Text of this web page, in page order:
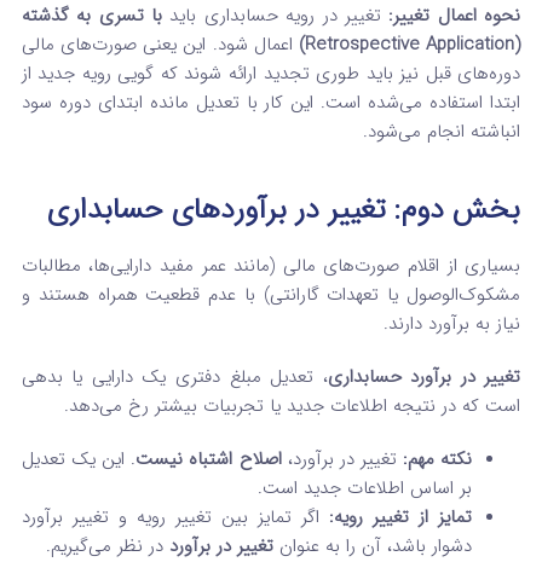
نحوه اعمال تغییر: تغییر در رویه حسابداری باید با تسری به گذشته
(Retrospective Application)
اعمال شود. این یعنی صورت‌های مالی
دوره‌های قبل نیز باید طوری تجدید ارائه شوند که گویی رویه جدید از
ابتدا استفاده می‌شده است. این کار با تعدیل مانده ابتدای دوره سود
انباشته انجام می‌شود.
بخش دوم: تغییر در برآوردهای حسابداری
بسیاری از اقلام صورت‌های مالی (مانند عمر مفید دارایی‌ها، مطالبات
مشکوک‌الوصول یا تعهدات گارانتی) با عدم قطعیت همراه هستند و
نیاز به برآورد دارند.
تغییر در برآورد حسابداری، تعدیل مبلغ دفتری یک دارایی یا بدهی
است که در نتیجه اطلاعات جدید یا تجربیات بیشتر رخ می‌دهد.
نکته مهم: تغییر در برآورد،اصلاح اشتباه نیست. این یک تعدیل
بر اساس اطلاعات جدید است.
تمایز از تغییر رویه: اگر تمایز بین تغییر رویه و تغییر برآورد
دشوار باشد، آن را به عنوان تغییر در برآورد در نظر می‌گیریم.